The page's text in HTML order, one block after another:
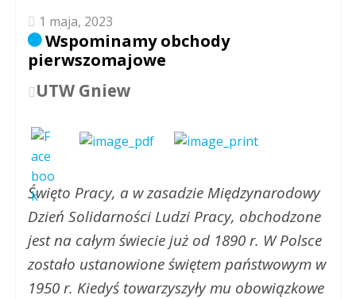
1 maja, 2023
Wspominamy obchody
pierwszomajowe
UTW Gniew
Święto Pracy, a w zasadzie Międzynarodowy
Dzień Solidarności Ludzi Pracy, obchodzone
jest na całym świecie już od 1890 r. W Polsce
zostało ustanowione świętem państwowym w
1950 r. Kiedyś towarzyszyły mu obowiązkowe